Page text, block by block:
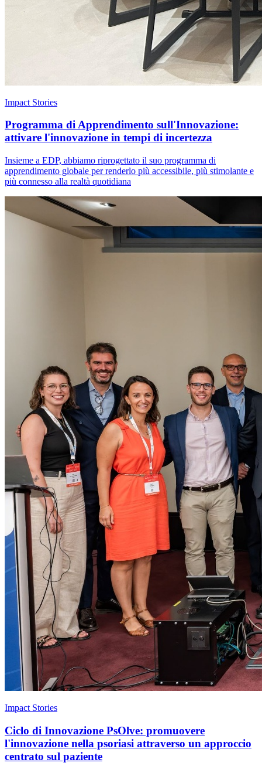
Impact Stories
Programma di Apprendimento sull'Innovazione:
attivare l'innovazione in tempi di incertezza
Insieme a EDP, abbiamo riprogettato il suo programma di
apprendimento globale per renderlo più accessibile, più stimolante e
più connesso alla realtà quotidiana
Impact Stories
Ciclo di Innovazione PsOlve: promuovere
l'innovazione nella psoriasi attraverso un approccio
centrato sul paziente